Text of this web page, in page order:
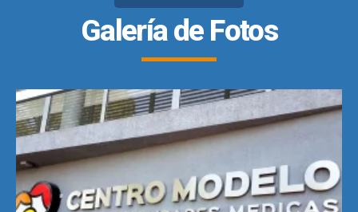
Galería de Fotos